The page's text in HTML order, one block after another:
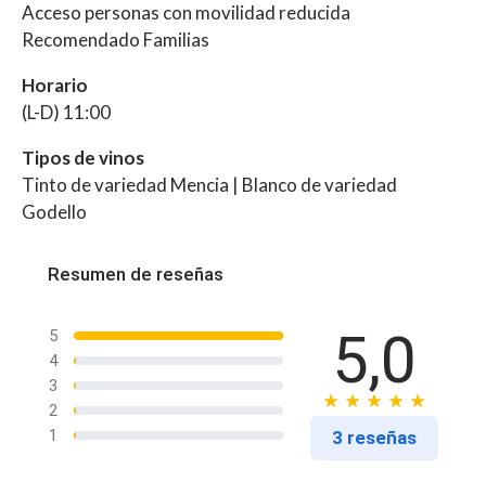
Acceso personas con movilidad reducida
Recomendado Familias
Horario
(L-D) 11:00
Tipos de vinos
Tinto de variedad Mencia | Blanco de variedad
Godello
Resumen de reseñas
5
4
3
2
1
5,0
3 reseñas